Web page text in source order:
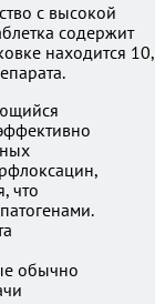
с высокой
содержит
находится 10,
что
обычно